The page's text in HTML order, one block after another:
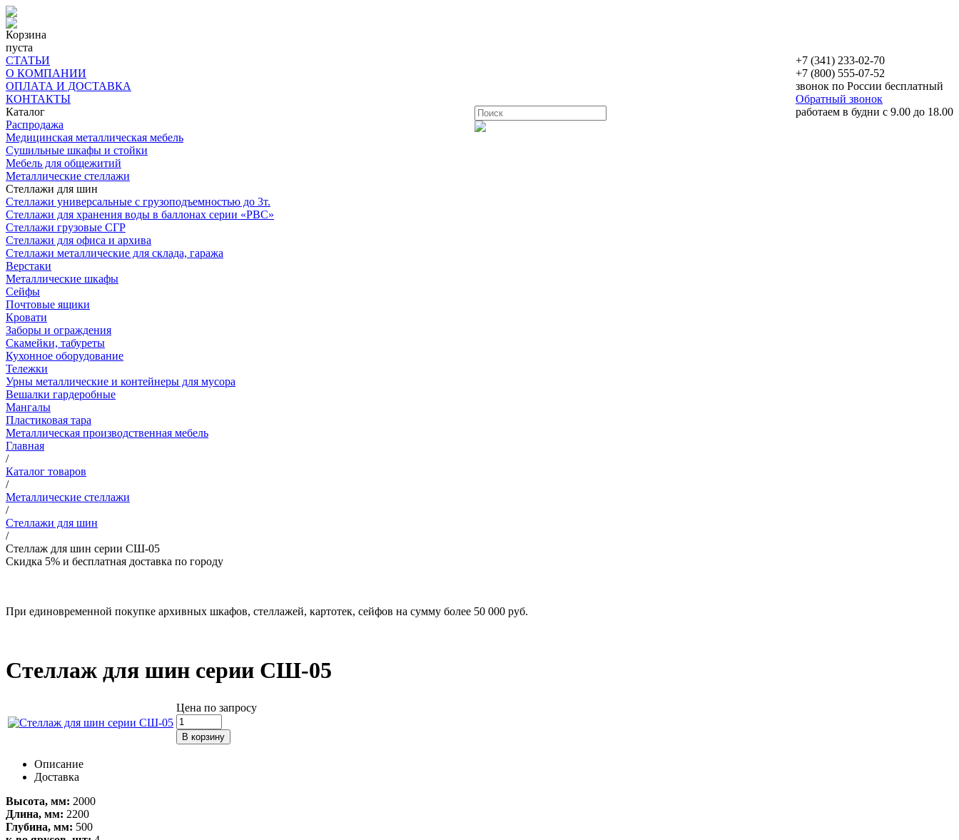
Корзина
пуста
+7 (341) 233-02-70
+7 (800) 555-07-52
звонок по России бесплатный
Обратный звонок
работаем в будни с 9.00 до 18.00
СТАТЬИ
О КОМПАНИИ
ОПЛАТА И ДОСТАВКА
КОНТАКТЫ
Каталог
Распродажа
Медицинская металлическая мебель
Сушильные шкафы и стойки
Мебель для общежитий
Металлические стеллажи
Стеллажи для шин
Стеллажи универсальные с грузоподъемностью до 3т.
Стеллажи для хранения воды в баллонах серии «РВС»
Стеллажи грузовые СГР
Стеллажи для офиса и архива
Стеллажи металлические для склада, гаража
Верстаки
Металлические шкафы
Сейфы
Почтовые ящики
Кровати
Заборы и ограждения
Скамейки, табуреты
Кухонное оборудование
Тележки
Урны металлические и контейнеры для мусора
Вешалки гардеробные
Мангалы
Пластиковая тара
Металлическая производственная мебель
Главная
/
Каталог товаров
/
Металлические стеллажи
/
Стеллажи для шин
/
Стеллаж для шин серии СШ-05
Скидка 5% и бесплатная доставка по городу
При единовременной покупке архивных шкафов, стеллажей, картотек, сейфов на сумму более 50 000 руб.
Стеллаж для шин серии СШ-05
Цена по запросу
Описание
Доставка
Высота, мм: 2000
Длина, мм: 2200
Глубина, мм: 500